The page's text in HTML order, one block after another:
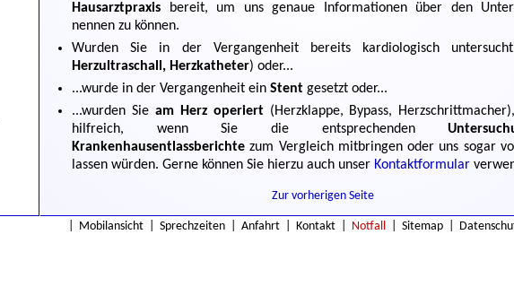
Hausarztpraxis bereit, um uns genaue Informationen über den
nennen zu können.
Wurden Sie in der Vergangenheit bereits kardiologisch
Herzultraschall, Herzkatheter) oder...
...wurde in der Vergangenheit ein Stent gesetzt oder...
...wurden Sie am Herz operiert(Herzklappe, Bypass,
hilfreich, wenn Sie die entsprechenden
Krankenhausentlassberichte zum Vergleich mitbringen oder uns sogar
lassen würden. Gerne können Sie hierzu auch unser Kontaktformular
Zur vorherigen Seite
Mobilansicht Sprechzeiten Anfahrt Kontakt Notfall Sitemap